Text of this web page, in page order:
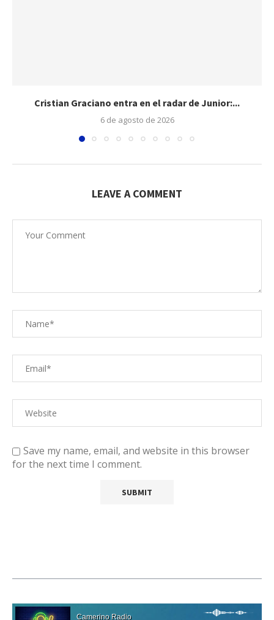
Cristian Graciano entra en el radar de Junior:...
6 de agosto de 2026
LEAVE A COMMENT
Save my name, email, and website in this browser
for the next time I comment.